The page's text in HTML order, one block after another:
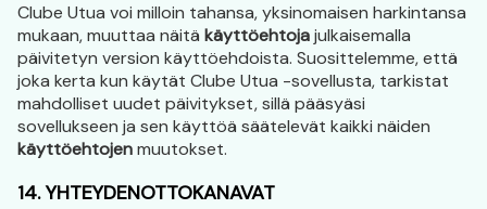
Clube Utua voi milloin tahansa, yksinomaisen harkintansa
mukaan, muuttaa näitä käyttöehtojajulkaisemalla
päivitetyn version käyttöehdoista. Suosittelemme, että
joka kerta kun käytät Clube Utua -sovellusta, tarkistat
mahdolliset uudet päivitykset, sillä pääsyäsi
sovellukseen ja sen käyttöä säätelevät kaikki näiden
käyttöehtojenmuutokset.
14. YHTEYDENOTTOKANAVAT